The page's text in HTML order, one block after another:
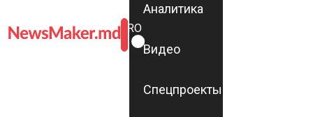
ROMÂNĂ
RU
Аналитика
Видео
Спецпроекты